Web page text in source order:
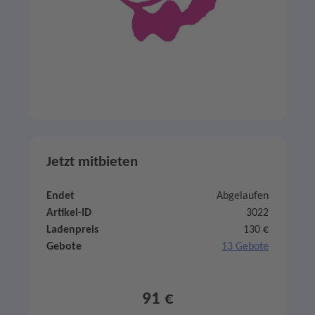
Jetzt mitbieten
Endet
Abgelaufen
Artikel-ID
3022
Ladenpreis
130 €
Gebote
13 Gebote
91 €